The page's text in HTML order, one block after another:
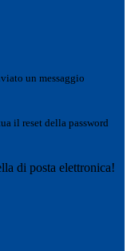
un messaggio
il reset della password
di posta elettronica!